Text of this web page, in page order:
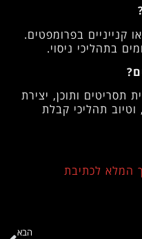
קנייניים בפרומפטים.
בתהליכי ניסוי.
תסריטים ותוכן, יצירת
תהליכי קבלת
המלא לכתיבת
הבא